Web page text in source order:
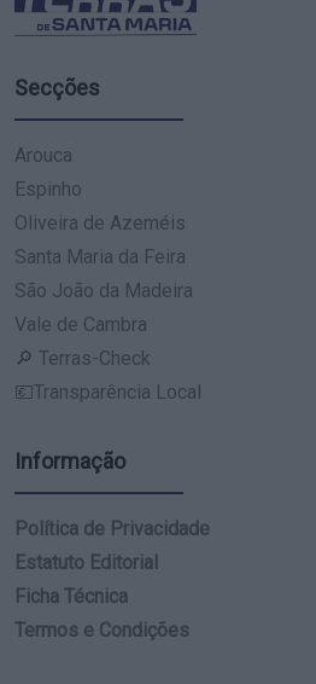
Secções
Arouca
Espinho
Oliveira de Azeméis
Santa Maria da Feira
São João da Madeira
Vale de Cambra
🔎 Terras-Check
💶Transparência Local
Informação
Política de Privacidade
Estatuto Editorial
Ficha Técnica
Termos e Condições